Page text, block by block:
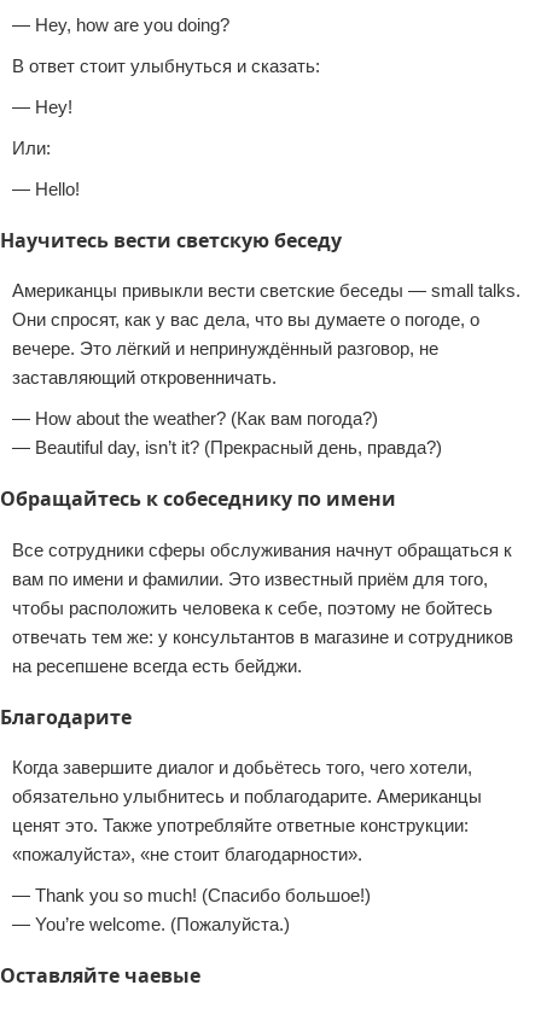
— Hey, how are you doing?
В ответ стоит улыбнуться и сказать:
— Hey!
Или:
— Hello!
Научитесь вести светскую беседу
Американцы привыкли вести светские беседы — small talks.
Они спросят, как у вас дела, что вы думаете о погоде, о
вечере. Это лёгкий и непринуждённый разговор, не
заставляющий откровенничать.
— How about the weather? (Как вам погода?)
— Beautiful day, isn’t it? (Прекрасный день, правда?)
Обращайтесь к собеседнику по имени
Все сотрудники сферы обслуживания начнут обращаться к
вам по имени и фамилии. Это известный приём для того,
чтобы расположить человека к себе, поэтому не бойтесь
отвечать тем же: у консультантов в магазине и сотрудников
на ресепшене всегда есть бейджи.
Благодарите
Когда завершите диалог и добьётесь того, чего хотели,
обязательно улыбнитесь и поблагодарите. Американцы
ценят это. Также употребляйте ответные конструкции:
«пожалуйста», «не стоит благодарности».
— Thank you so much! (Спасибо большое!)
— You’re welcome. (Пожалуйста.)
Оставляйте чаевые